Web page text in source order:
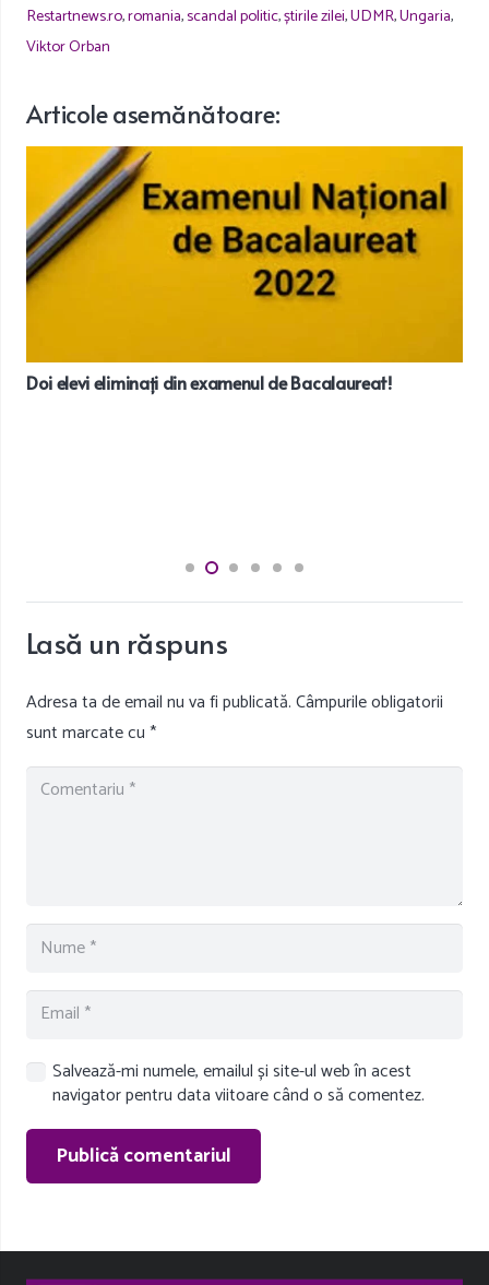
Restartnews.ro,romania,scandal politic,știrile zilei,UDMR,Ungaria,
Viktor Orban
Articoleasemănătoare:
Doi elevi eliminați din examenul de Bacalaureat!
Lasă un răspuns
Adresa ta de email nu va fi publicată.Câmpurile obligatorii
sunt marcate cu *
Salvează-mi numele, emailul și site-ul web în acest
navigator pentru data viitoare când o să comentez.
Publică comentariul